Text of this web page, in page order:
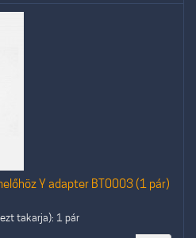
Y adapter BT0003 (1 pár)
takarja): 1 pár